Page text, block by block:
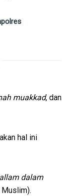
muakkad, dan
hal ini
dalam
Muslim).